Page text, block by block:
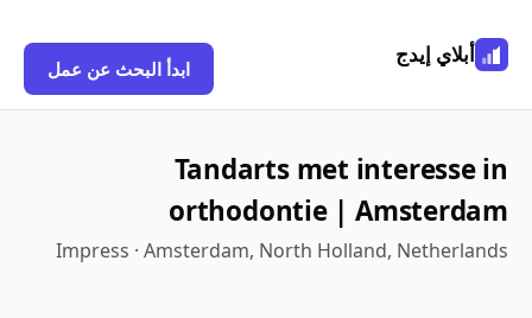
أبلاي إيدج
ابدأ البحث عن عمل
Tandarts met interesse in
orthodontie | Amsterdam
Impress · Amsterdam, North Holland, Netherlands